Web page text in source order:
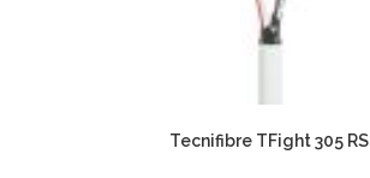
Tecnifibre TFight 305 RS